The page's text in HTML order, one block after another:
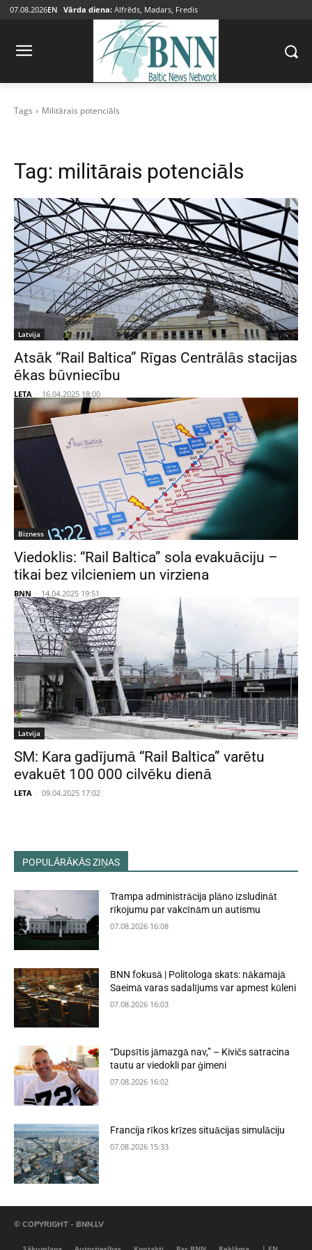
07.08.2026EN Vārda diena: Alfrēds, Madars, Fredis
Tags Militārais potenciāls
Tag: militārais potenciāls
Latvija
Atsāk “Rail Baltica” Rīgas Centrālās stacijas
ēkas būvniecību
LETA - 16.04.2025 18:00
Bizness
Viedoklis: “Rail Baltica” sola evakuāciju –
tikai bez vilcieniem un virziena
BNN - 14.04.2025 19:51
Latvija
SM: Kara gadījumā “Rail Baltica” varētu
evakuēt 100 000 cilvēku dienā
LETA - 09.04.2025 17:02
POPULĀRĀKĀS ZIŅAS
Trampa administrācija plāno izsludināt
rīkojumu par vakcīnām un autismu
07.08.2026 16:08
BNN fokusā | Politologa skats: nākamajā
Saeimā varas sadalījums var apmest kūleni
07.08.2026 16:03
“Dupsītis jāmazgā nav,” – Kivičs satracina
tautu ar viedokli par ģimeni
07.08.2026 16:02
Francija rīkos krīzes situācijas simulāciju
07.08.2026 15:33
© COPYRIGHT - BNN.LV